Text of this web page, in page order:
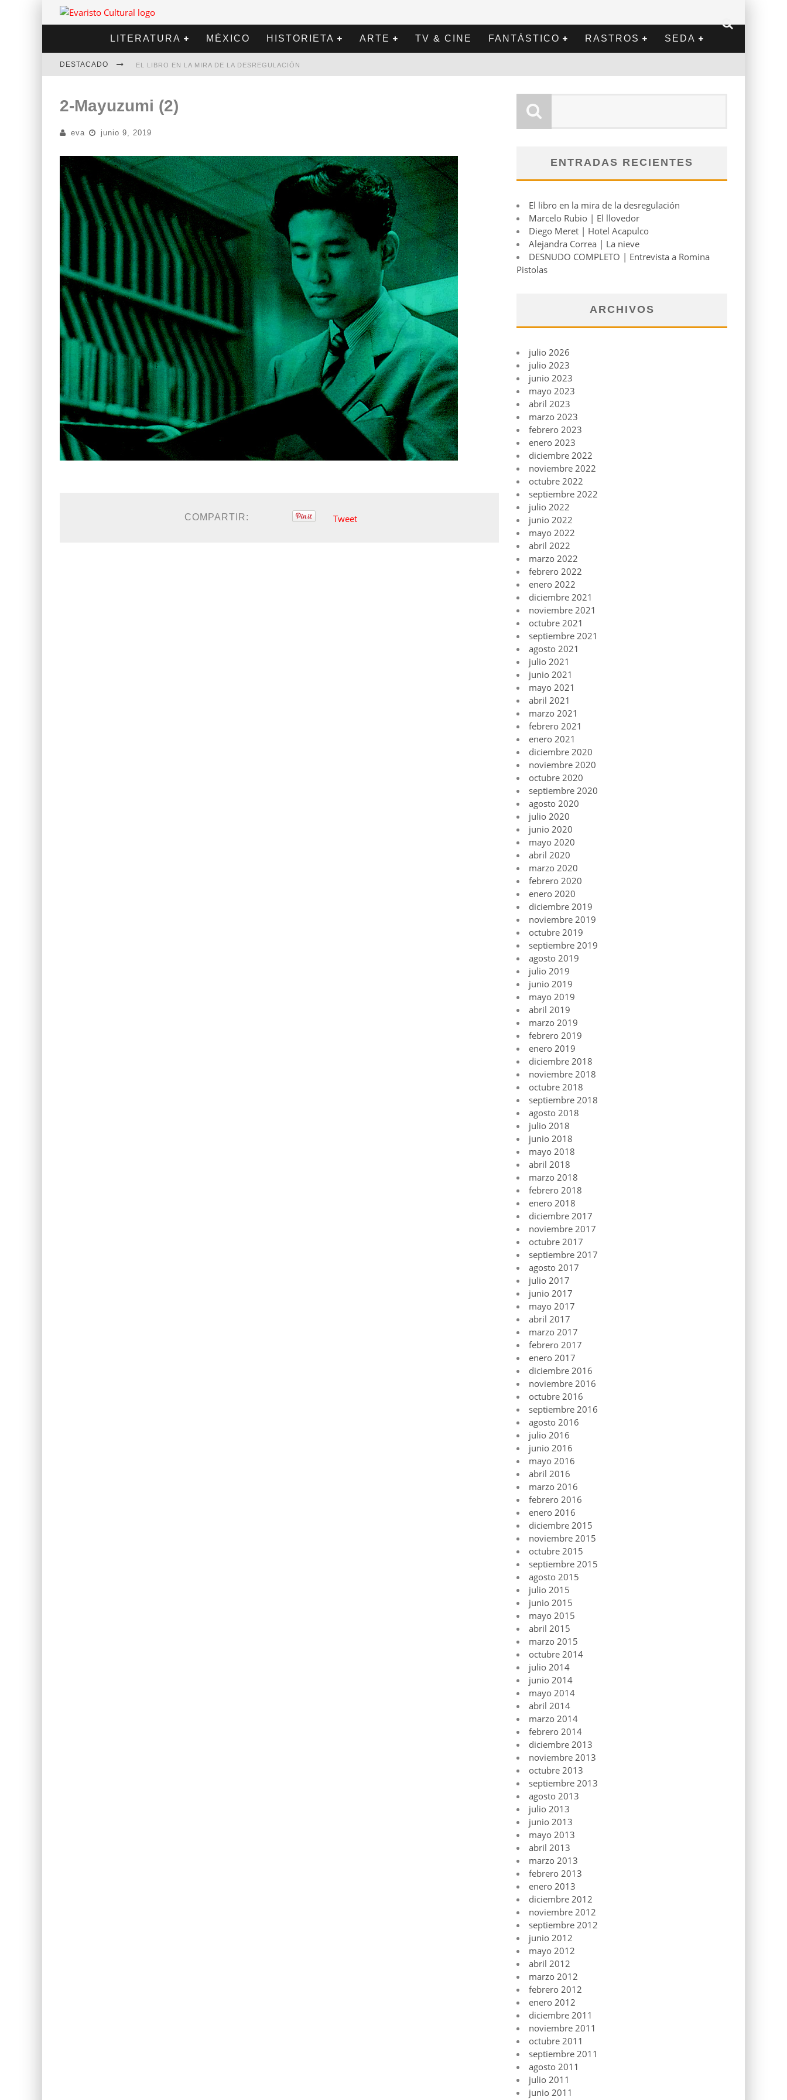
LITERATURA MÉXICO HISTORIETA ARTE TV & CINE FANTÁSTICO RASTROS SEDA
DESTACADO EL LIBRO EN LA MIRA DE LA DESREGULACIÓN
DIEGO MERET | HOTEL ACAPULCO
ALEJANDRA CORREA | LA NIEVE
2-Mayuzumi (2)
eva junio 9, 2019
COMPARTIR: Tweet
ENTRADAS RECIENTES
El libro en la mira de la desregulación
Marcelo Rubio | El llovedor
Diego Meret | Hotel Acapulco
Alejandra Correa | La nieve
DESNUDO COMPLETO | Entrevista a Romina
Pistolas
ARCHIVOS
julio 2026
julio 2023
junio 2023
mayo 2023
abril 2023
marzo 2023
febrero 2023
enero 2023
diciembre 2022
noviembre 2022
octubre 2022
septiembre 2022
julio 2022
junio 2022
mayo 2022
abril 2022
marzo 2022
febrero 2022
enero 2022
diciembre 2021
noviembre 2021
octubre 2021
septiembre 2021
agosto 2021
julio 2021
junio 2021
mayo 2021
abril 2021
marzo 2021
febrero 2021
enero 2021
diciembre 2020
noviembre 2020
octubre 2020
septiembre 2020
agosto 2020
julio 2020
junio 2020
mayo 2020
abril 2020
marzo 2020
febrero 2020
enero 2020
diciembre 2019
noviembre 2019
octubre 2019
septiembre 2019
agosto 2019
julio 2019
junio 2019
mayo 2019
abril 2019
marzo 2019
febrero 2019
enero 2019
diciembre 2018
noviembre 2018
octubre 2018
septiembre 2018
agosto 2018
julio 2018
junio 2018
mayo 2018
abril 2018
marzo 2018
febrero 2018
enero 2018
diciembre 2017
noviembre 2017
octubre 2017
septiembre 2017
agosto 2017
julio 2017
junio 2017
mayo 2017
abril 2017
marzo 2017
febrero 2017
enero 2017
diciembre 2016
noviembre 2016
octubre 2016
septiembre 2016
agosto 2016
julio 2016
junio 2016
mayo 2016
abril 2016
marzo 2016
febrero 2016
enero 2016
diciembre 2015
noviembre 2015
octubre 2015
septiembre 2015
agosto 2015
julio 2015
junio 2015
mayo 2015
abril 2015
marzo 2015
octubre 2014
julio 2014
junio 2014
mayo 2014
abril 2014
marzo 2014
febrero 2014
diciembre 2013
noviembre 2013
octubre 2013
septiembre 2013
agosto 2013
julio 2013
junio 2013
mayo 2013
abril 2013
marzo 2013
febrero 2013
enero 2013
diciembre 2012
noviembre 2012
septiembre 2012
junio 2012
mayo 2012
abril 2012
marzo 2012
febrero 2012
enero 2012
diciembre 2011
noviembre 2011
octubre 2011
septiembre 2011
agosto 2011
julio 2011
junio 2011